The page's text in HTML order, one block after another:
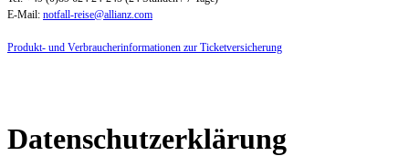
E-Mail: notfall-reise@allianz.com
Produkt- und Verbraucherinformationen zur Ticketversicherung
Datenschutzerklärung